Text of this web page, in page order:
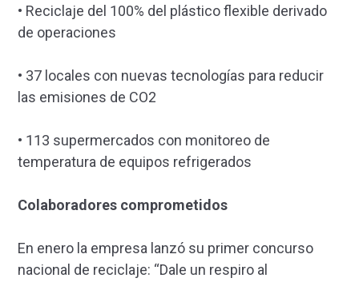
• Reciclaje del 100% del plástico flexible derivado
de operaciones
• 37 locales con nuevas tecnologías para reducir
las emisiones de CO2
• 113 supermercados con monitoreo de
temperatura de equipos refrigerados
Colaboradores comprometidos
En enero la empresa lanzó su primer concurso
nacional de reciclaje: “Dale un respiro al